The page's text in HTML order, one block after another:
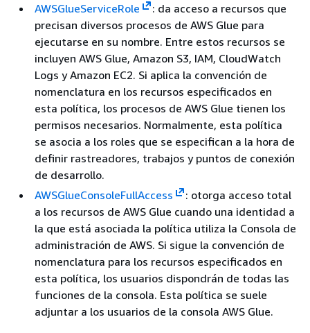
AWSGlueServiceRole
: da acceso a recursos que
precisan diversos procesos de AWS Glue para
ejecutarse en su nombre. Entre estos recursos se
incluyen AWS Glue, Amazon S3, IAM, CloudWatch
Logs y Amazon EC2. Si aplica la convención de
nomenclatura en los recursos especificados en
esta política, los procesos de AWS Glue tienen los
permisos necesarios. Normalmente, esta política
se asocia a los roles que se especifican a la hora de
definir rastreadores, trabajos y puntos de conexión
de desarrollo.
AWSGlueConsoleFullAccess
: otorga acceso total
a los recursos de AWS Glue cuando una identidad a
la que está asociada la política utiliza la Consola de
administración de AWS. Si sigue la convención de
nomenclatura para los recursos especificados en
esta política, los usuarios dispondrán de todas las
funciones de la consola. Esta política se suele
adjuntar a los usuarios de la consola AWS Glue.